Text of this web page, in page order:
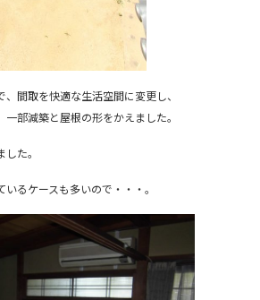
間取を快適な生活空間に変更し、
部減築と屋根の形をかえました。
た。
るケースも多いので・・・。